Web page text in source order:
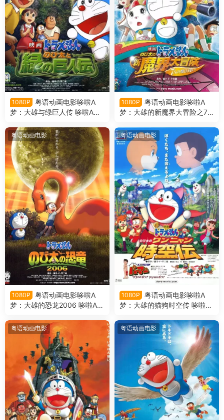
1080P
粤语动画电影哆啦A
梦：大雄与绿巨人传 哆啦A梦
版
1080P
粤语动画电影哆啦A
梦：大雄的新魔界大冒险之7
雄的新魔界大冒险之7个魔法
师粤语版
粤语动画电影
1080P
粤语动画电影哆啦A
梦：大雄的恐龙2006 哆啦A梦
语版
粤语动画电影
1080P
粤语动画电影哆啦A
梦：大雄的猫狗时空传 哆啦A
粤语版
粤语动画电影 粤语动画电影